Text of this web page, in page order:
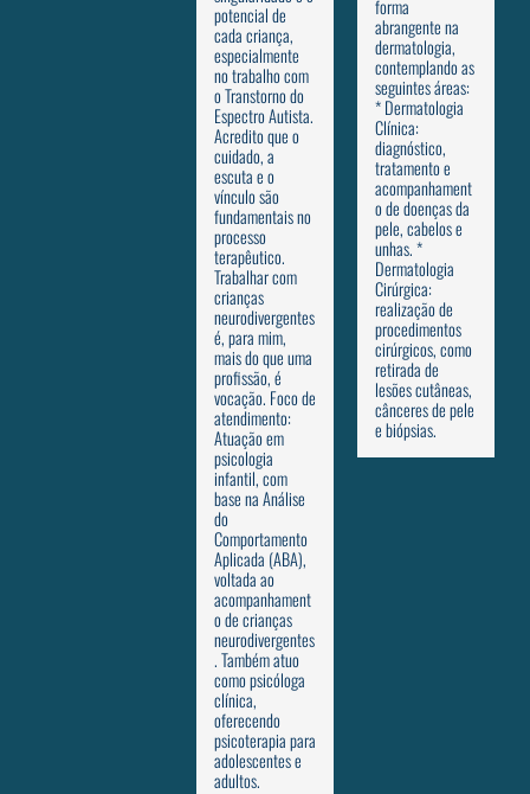
potencial de
cada criança,
especialmente
no trabalho com
o Transtorno do
Espectro Autista.
Acredito que o
cuidado, a
escuta e o
vínculo são
fundamentais no
processo
terapêutico.
Trabalhar com
crianças
neurodivergentes
é, para mim,
mais do que uma
profissão, é
vocação. Foco de
atendimento:
Atuação em
psicologia
infantil, com
base na Análise
do
Comportamento
Aplicada (ABA),
voltada ao
acompanhament
o de crianças
neurodivergentes
. Também atuo
como psicóloga
clínica,
oferecendo
psicoterapia para
adolescentes e
adultos.
forma
abrangente na
dermatologia,
contemplando as
seguintes áreas:
* Dermatologia
Clínica:
diagnóstico,
tratamento e
acompanhament
o de doenças da
pele, cabelos e
unhas. *
Dermatologia
Cirúrgica:
realização de
procedimentos
cirúrgicos, como
retirada de
lesões cutâneas,
cânceres de pele
e biópsias.